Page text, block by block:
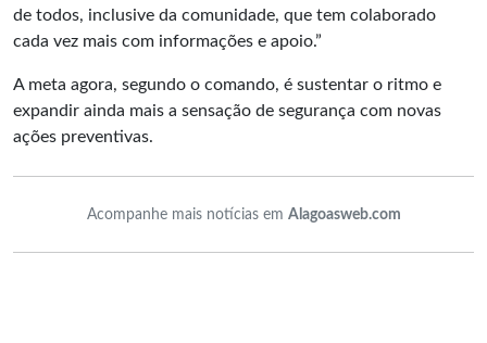
de todos, inclusive da comunidade, que tem colaborado
cada vez mais com informações e apoio.”
A meta agora, segundo o comando, é sustentar o ritmo e
expandir ainda mais a sensação de segurança com novas
ações preventivas.
Acompanhe mais notícias em Alagoasweb.com